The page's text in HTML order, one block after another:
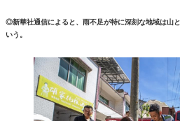
◎新華社通信によると、雨不足が特に深刻な地域は山
いう。